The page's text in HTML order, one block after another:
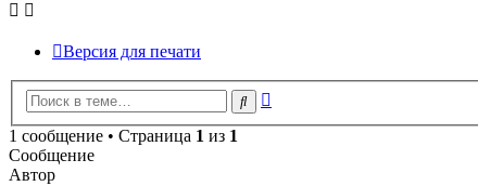
Версия для печати
Поиск
1 сообщение • Страница 1 из 1
Сообщение
Автор